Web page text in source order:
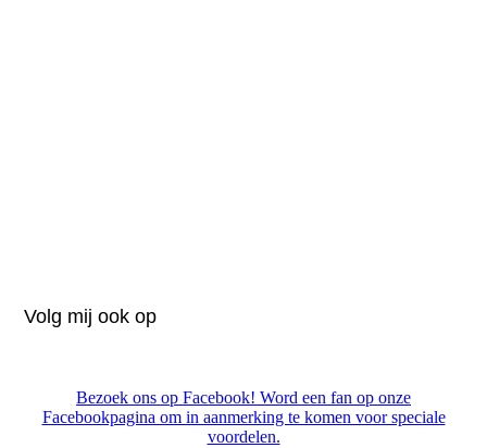
Volg mij ook op
Bezoek ons op Facebook! Word een fan op onze
Facebookpagina om in aanmerking te komen voor speciale
voordelen.